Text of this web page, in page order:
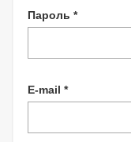
Пароль *
E-mail *